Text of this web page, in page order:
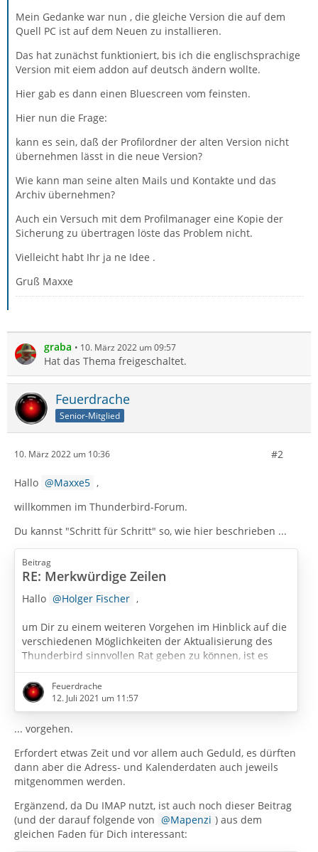
Mein Gedanke war nun , die gleiche Version die auf dem
Quell PC ist auf dem Neuen zu installieren.
Das hat zunächst funktioniert, bis ich die englischsprachige
Version mit eiem addon auf deutsch ändern wollte.
Hier gab es dann einen Bluescreen vom feinsten.
Hier nun die Frage:
kann es sein, daß der Profilordner der alten Version nicht
übernehmen lässt in die neue Version?
Wie kann man seine alten Mails und Kontakte und das
Archiv übernehmen?
Auch ein Versuch mit dem Profilmanager eine Kopie der
Sicherung zu übertragen löste das Problem nicht.
Vielleicht habt Ihr ja ne Idee .
Gruß Maxxe
graba 10. März 2022 um 09:57
Hat das Thema freigeschaltet.
Feuerdrache
Senior-Mitglied
10. März 2022 um 10:36 #2
Hallo Maxxe5 ,
willkommen im Thunderbird-Forum.
Du kannst "Schritt für Schritt" so, wie hier beschrieben ...
Beitrag
RE: Merkwürdige Zeilen
Hallo Holger Fischer ,
um Dir zu einem weiteren Vorgehen im Hinblick auf die
verschiedenen Möglichkeiten der Aktualisierung des
Thunderbird sinnvollen Rat geben zu können, ist es
wichtig, dass Du nunmehr nachträglich die im
Eingangsbeitrag nicht beantworteten Fragen
beantwortest. Insbesondere folgende:
- Kontenart (POP / IMAP):
Was Du auf keinen Fall tun darfst, selbst nach
Sicherung Deines derzeitigen Profils,
Feuerdrache
12. Juli 2021 um 11:57
... vorgehen.
Erfordert etwas Zeit und vor allem auch Geduld, es dürften
dann aber die Adress- und Kalenderdaten auch jeweils
mitgenommen werden.
Ergänzend, da Du IMAP nutzt, ist auch noch dieser Beitrag
(und der darauf folgende von
Mapenzi ) aus dem
gleichen Faden für Dich interessant: